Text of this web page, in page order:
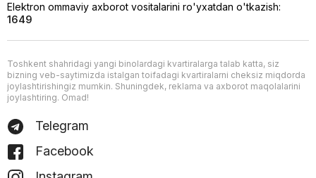
Elektron ommaviy axborot vositalarini ro'yxatdan o'tkazish:
1649
Toshkent shahridagi yangi binolardagi kvartiralarga talab katta, siz
bizning veb-saytimizda istalgan toifadagi kvartiralarni cheksiz miqdorda
joylashtirishingiz mumkin. Shuningdek, reklama va axborot maqolalarini
joylashtiring. Omad!
Telegram
Facebook